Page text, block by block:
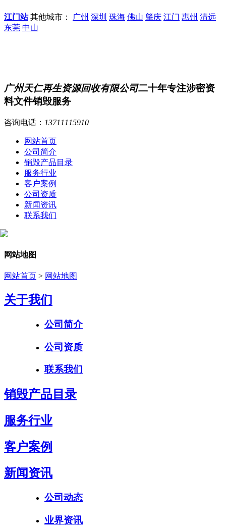
江门站其他城市： 广州 深圳 珠海 佛山 肇庆 江门 惠州 清远
东莞 中山
广州天仁再生资源回收有限公司二十年专注涉密资
料文件销毁服务
咨询电话： 13711115910
网站首页
公司简介
销毁产品目录
服务行业
客户案例
公司资质
新闻资讯
联系我们
网站地图
网站首页 > 网站地图
关于我们
公司简介
公司资质
联系我们
销毁产品目录
服务行业
客户案例
新闻资讯
公司动态
业界资讯